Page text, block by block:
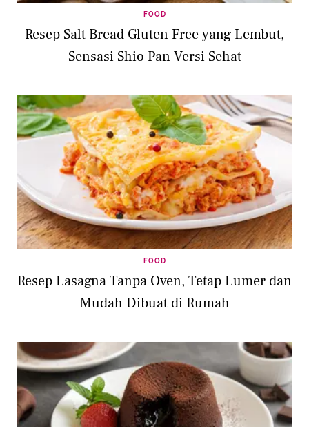
FOOD
Resep Salt Bread Gluten Free yang Lembut,
Sensasi Shio Pan Versi Sehat
FOOD
Resep Lasagna Tanpa Oven, Tetap Lumer dan
Mudah Dibuat di Rumah